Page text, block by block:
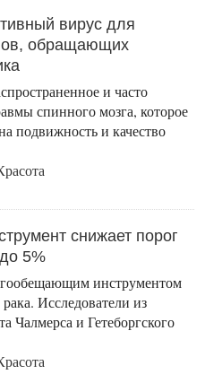
вирус для
обращающих
и часто
спинного мозга, которое
подвижность и качество
снижает порог
5%
инструментом
Исследователи из
Чалмерса и Гетеборгского